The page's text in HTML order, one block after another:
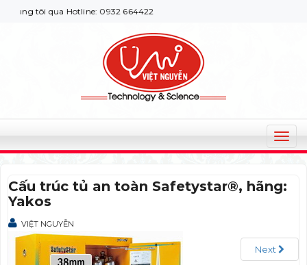
tôi qua Hotline: 0932 664422
T
o
g
a
v
Cấu trúc tủ an toàn Safetystar®, hãng:
Yakos
VIỆT NGUYỄN
Next